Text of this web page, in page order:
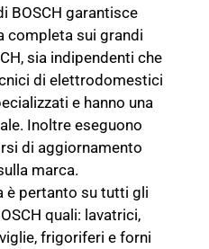
BOSCH garantisce
completa sui grandi
sia indipendenti che
di elettrodomestici
e hanno una
Inoltre eseguono
di aggiornamento
marca.
è pertanto su tutti gli
quali: lavatrici,
frigoriferi e forni